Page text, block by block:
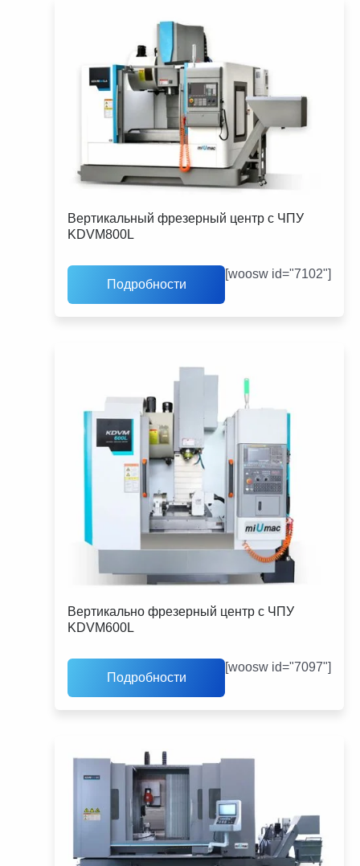
Вертикальный фрезерный центр с ЧПУ
KDVM800L
Подробности
[woosw id="7102"]
Вертикально фрезерный центр с ЧПУ
KDVM600L
Подробности
[woosw id="7097"]